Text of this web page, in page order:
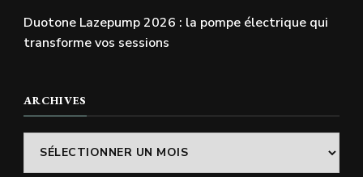
Duotone Lazepump 2026 : la pompe électrique qui
transforme vos sessions
ARCHIVES
Archives